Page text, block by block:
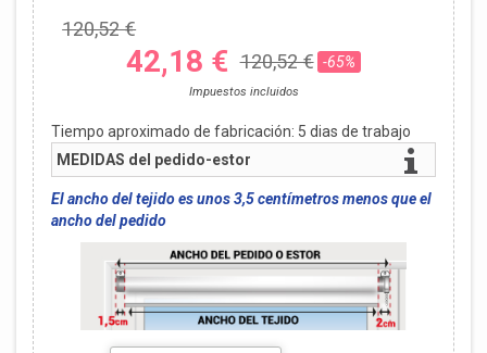
120,52 €
42,18 € 120,52 € -65%
Impuestos incluidos
Tiempo aproximado de fabricación: 5 dias de trabajo
MEDIDAS del pedido-estor
El ancho del tejido es unos 3,5 centímetros menos que el
ancho del pedido